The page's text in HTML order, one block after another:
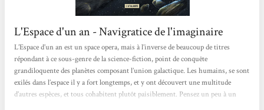
L'Espace d'un an - Navigratice de l'imaginaire
L’Espace d’un an est un space opera, mais à l’inverse de beaucoup de titres
répondant à ce sous-genre de la science-fiction, point de conquête
grandiloquente des planètes composant l’union galactique. Les humains, se sont
exilés dans l’espace il y a fort longtemps, et y ont découvert une multitude
d’autres espèces, et tous cohabitent plutôt paisiblement. Pensez un peu à un